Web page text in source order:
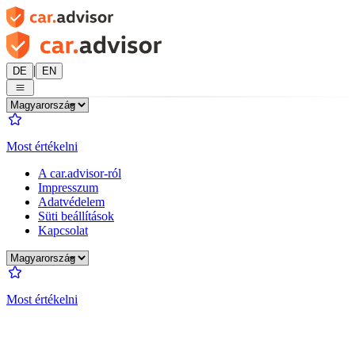
DE | EN
Most értékelni
A car.advisor-ról
Impresszum
Adatvédelem
Süti beállítások
Kapcsolat
Most értékelni